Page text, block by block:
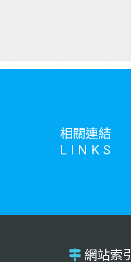
相關連結
LINKS
網站索引